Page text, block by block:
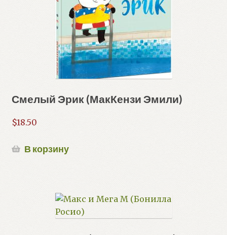
Смелый Эрик (МакКензи Эмили)
$18.50
В корзину